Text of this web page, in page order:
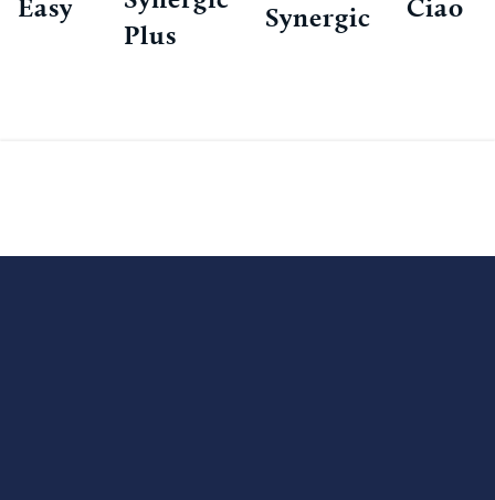
Easy
Plus
Synergic Ciao